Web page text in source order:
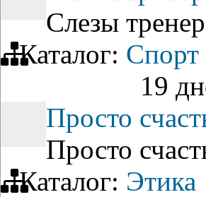
Слезы
Каталог: Спорт
19
Просто
Просто
Каталог: Этика